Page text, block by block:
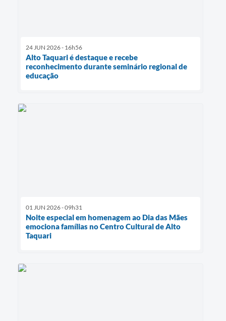
24 JUN 2026 - 16h56
Alto Taquari é destaque e recebe
reconhecimento durante seminário regional de
educação
01 JUN 2026 - 09h31
Noite especial em homenagem ao Dia das Mães
emociona famílias no Centro Cultural de Alto
Taquari